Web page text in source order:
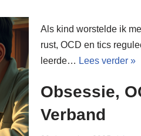
Als kind worstelde ik
rust, OCD en tics
leerde… Lees verder »
Obsessie,
Verband